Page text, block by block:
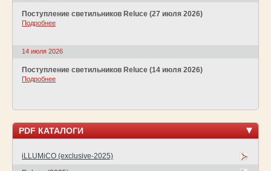
Поступление светильников Reluce (27 июля 2026)
Подробнее
14 июля 2026
Поступление светильников Reluce (14 июля 2026)
Подробнее
PDF КАТАЛОГИ
iLLUMiCO (exclusive-2025)